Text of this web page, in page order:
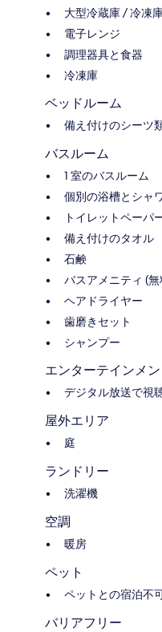
大型冷蔵庫 / 冷凍
電子レンジ
調理器具と食器
冷凍庫
ベッドルーム
備え付けのシーツ
バスルーム
1 室のバスルーム
個別の浴槽とシャ
トイレットペーパ
備え付けのタオル
石鹸
バスアメニティ (無
ヘアドライヤー
歯磨きセット
シャンプー
エンターテインメン
デジタル放送で視
屋外エリア
庭
ランドリー
洗濯機
空調
暖房
ペット
ペットとの宿泊不
バリアフリー